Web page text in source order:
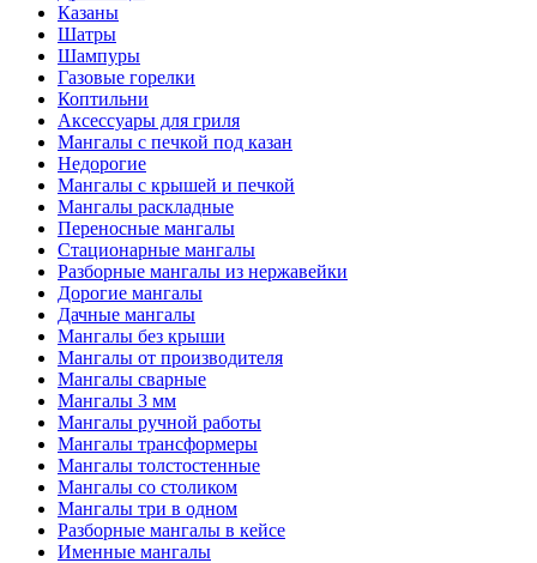
Казаны
Шатры
Шампуры
Газовые горелки
Коптильни
Аксессуары для гриля
Мангалы с печкой под казан
Недорогие
Мангалы с крышей и печкой
Мангалы раскладные
Переносные мангалы
Стационарные мангалы
Разборные мангалы из нержавейки
Дорогие мангалы
Дачные мангалы
Мангалы без крыши
Мангалы от производителя
Мангалы сварные
Мангалы 3 мм
Мангалы ручной работы
Мангалы трансформеры
Мангалы толстостенные
Мангалы со столиком
Мангалы три в одном
Разборные мангалы в кейсе
Именные мангалы